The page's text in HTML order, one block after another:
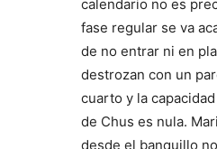
calendario no es
fase regular se va
de no entrar ni en
destrozan con un
cuarto y la
de Chus es nula.
desde el banquillo